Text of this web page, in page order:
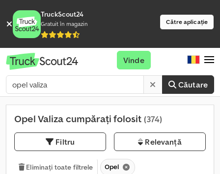
TruckScout24
Gratuit în magazin Către aplicație
Căutare
Vinde
Opel Valiza cumpărați folosit (374)
Filtru Relevanță
Eliminați toate filtrele Opel